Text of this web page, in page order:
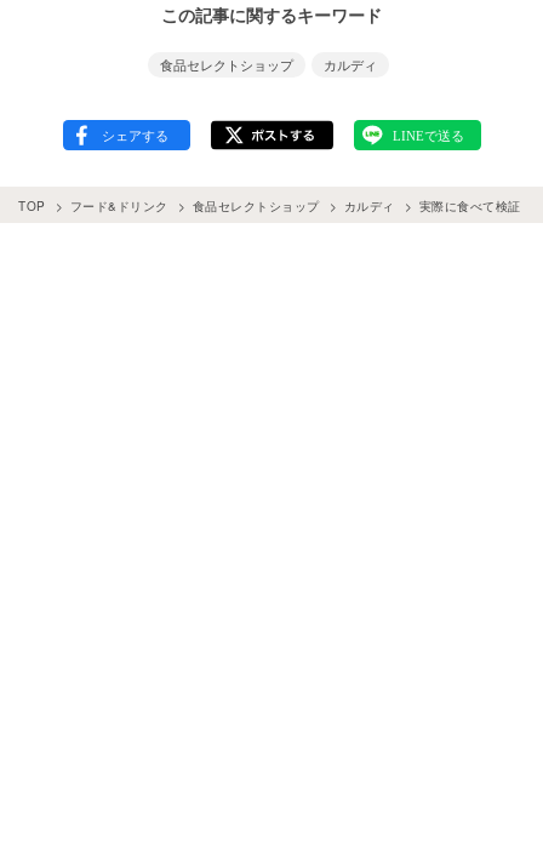
この記事に関するキーワード
食品セレクトショップ カルディ
TOP フード&ドリンク 食品セレクトショップ カルディ 実際に食べて検証！